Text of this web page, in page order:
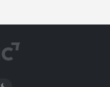
PŘEPNOUT SVĚTLÝ/TMAVÝ REŽIM